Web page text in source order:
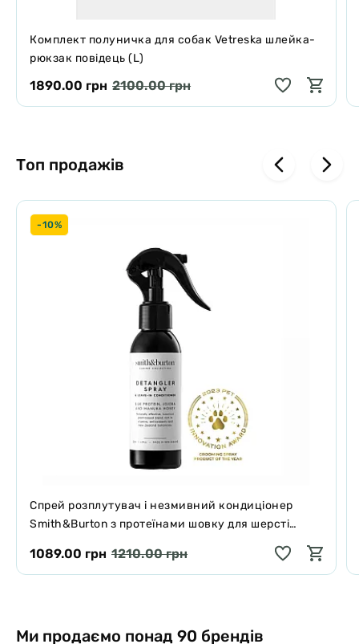
Комплект полуничка для собак Vetreska шлейка-
рюкзак повідець (L)
1890.00 грн 2100.00 грн
Топ продажів
-10%
Спрей розплутувач і незмивний кондиціонер
Smith&Burton з протеїнами шовку для шерсті
1089.00 грн 1210.00 грн
Ми продаємо понад 90 брендів